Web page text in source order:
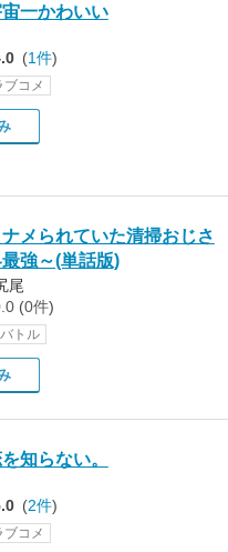
一かわいい
(1件)
ブコメ
メられていた清掃おじさ
強～(単話版)
尾
(0件)
バトル
知らない。
(2件)
ブコメ